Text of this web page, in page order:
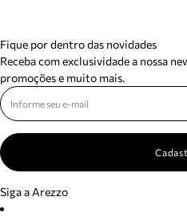
Mule
Rasteira
Precisa de ajuda?
Meus pedidos
Fique por dentro das novidades
Receba com exclusividade a nossa
promoções e muito mais.
Siga a Arezzo